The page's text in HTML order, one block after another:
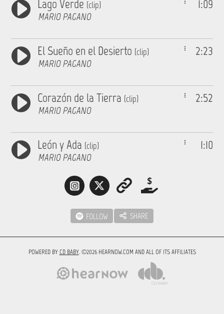
1:09
Lago Verde (clip)
MARIO PAGANO
2:23
El Sueño en el Desierto (clip)
MARIO PAGANO
2:52
Corazón de la Tierra (clip)
MARIO PAGANO
1:10
León y Ada (clip)
MARIO PAGANO
FOLLOW SHARE
POWERED BY CD BABY. ©2026 HEARNOW.COM AND ALL OF ITS AFFILIATES